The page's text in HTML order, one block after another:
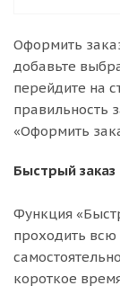
Оформить
добавьте
перейдите на
правильность
«Оформить
Быстрый заказ
Функция
проходить
короткое